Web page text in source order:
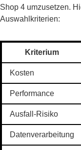
Shop 4 umzusetzen.
Auswahlkriterien:
Kriterium
Kosten
Performance
Ausfall-Risiko
Datenverarbeitung